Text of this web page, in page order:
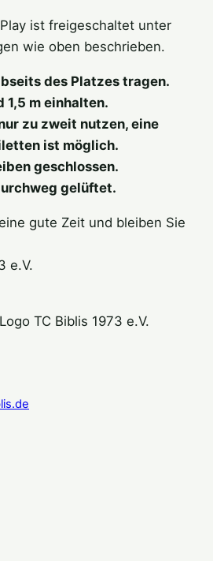
ist freigeschaltet unter
wie oben beschrieben.
des Platzes tragen.
1,5 m einhalten.
zu zweit nutzen, eine
ist möglich.
geschlossen.
gelüftet.
gute Zeit und bleiben Sie
e.V.
TC Biblis 1973 e.V.